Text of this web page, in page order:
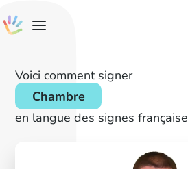
Voici comment signer
Chambre
en langue des signes française